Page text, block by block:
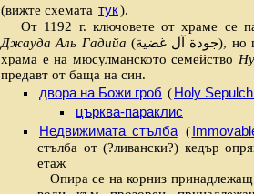
(вижте схемата тук).
От 1192 г. ключовете от храме се
Джауда Аль Гадийа (جودة آل غضية‎), но
храма е на мюсулманското семейство
предавт от баща на син.
двора на Божи гроб (Holy
църква-параклис
Недвижимата стълба (
стълба от (?ливански?) кедър
етаж
Опира се на корниз принадлежащ